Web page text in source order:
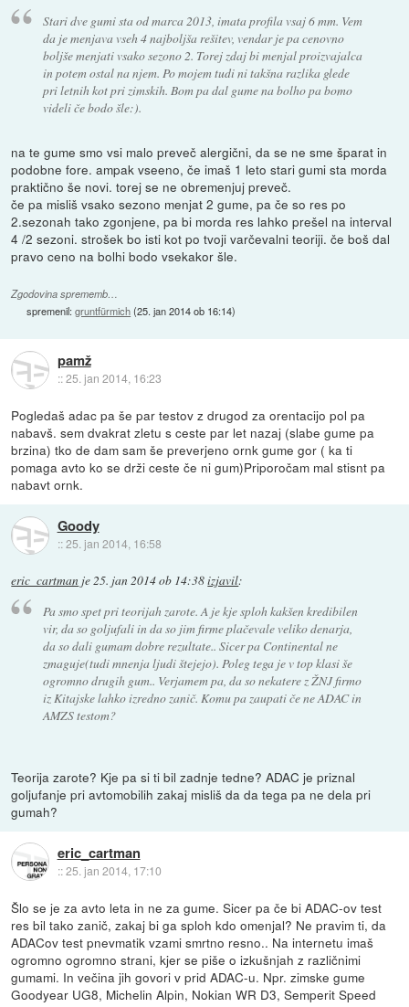
Stari dve gumi sta od marca 2013, imata profila vsaj 6 mm. Vem
da je menjava vseh 4 najboljša rešitev, vendar je pa cenovno
boljše menjati vsako sezono 2. Torej zdaj bi menjal proizvajalca
in potem ostal na njem. Po mojem tudi ni takšna razlika glede
pri letnih kot pri zimskih. Bom pa dal gume na bolho pa bomo
videli če bodo šle:).
na te gume smo vsi malo preveč alergični, da se ne sme šparat in
podobne fore. ampak vseeno, če imaš 1 leto stari gumi sta morda
praktično še novi. torej se ne obremenjuj preveč.
če pa misliš vsako sezono menjat 2 gume, pa če so res po
2.sezonah tako zgonjene, pa bi morda res lahko prešel na interval
4 /2 sezoni. strošek bo isti kot po tvoji varčevalni teoriji. če boš dal
pravo ceno na bolhi bodo vsekakor šle.
Zgodovina sprememb…
spremenil:gruntfürmich(25. jan 2014 ob 16:14)
pamž
::25. jan 2014, 16:23
Pogledaš adac pa še par testov z drugod za orentacijo pol pa
nabavš. sem dvakrat zletu s ceste par let nazaj (slabe gume pa
brzina) tko de dam sam še preverjeno ornk gume gor ( ka ti
pomaga avto ko se drži ceste če ni gum)Priporočam mal stisnt pa
nabavt ornk.
Goody
::25. jan 2014, 16:58
eric_cartman je25. jan 2014 ob 14:38izjavil:
Pa smo spet pri teorijah zarote. A je kje sploh kakšen kredibilen
vir, da so goljufali in da so jim firme plačevale veliko denarja,
da so dali gumam dobre rezultate.. Sicer pa Continental ne
zmaguje(tudi mnenja ljudi štejejo). Poleg tega je v top klasi še
ogromno drugih gum.. Verjamem pa, da so nekatere z ŽNJ firmo
iz Kitajske lahko izredno zanič. Komu pa zaupati če ne ADAC in
AMZS testom?
Teorija zarote? Kje pa si ti bil zadnje tedne? ADAC je priznal
goljufanje pri avtomobilih zakaj misliš da da tega pa ne dela pri
gumah?
eric_cartman
::25. jan 2014, 17:10
Šlo se je za avto leta in ne za gume. Sicer pa če bi ADAC-ov test
res bil tako zanič, zakaj bi ga sploh kdo omenjal? Ne pravim ti, da
ADACov test pnevmatik vzami smrtno resno.. Na internetu imaš
ogromno ogromno strani, kjer se piše o izkušnjah z različnimi
gumami. In večina jih govori v prid ADAC-u. Npr. zimske gume
Goodyear UG8, Michelin Alpin, Nokian WR D3, Semperit Speed